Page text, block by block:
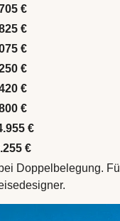
€
€
€
€
€
€
€
€
Doppelbelegung.